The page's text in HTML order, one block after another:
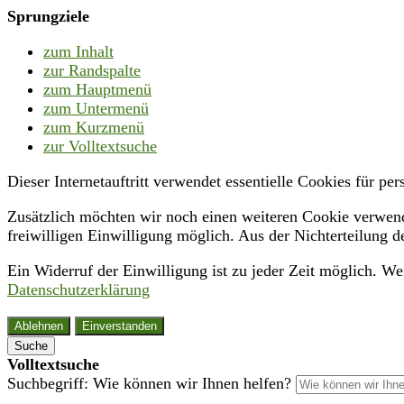
Sprungziele
zum Inhalt
zur Randspalte
zum Hauptmenü
zum Untermenü
zum Kurzmenü
zur Volltextsuche
Dieser Internetauftritt verwendet essentielle Cookies für
Zusätzlich möchten wir noch einen weiteren Cookie
freiwilligen Einwilligung möglich. Aus der Nichterteilung
Ein Widerruf der Einwilligung ist zu jeder Zeit möglich.
Datenschutzerklärung
Ablehnen
Einverstanden
Suche
Volltextsuche
Suchbegriff: Wie können wir Ihnen helfen?